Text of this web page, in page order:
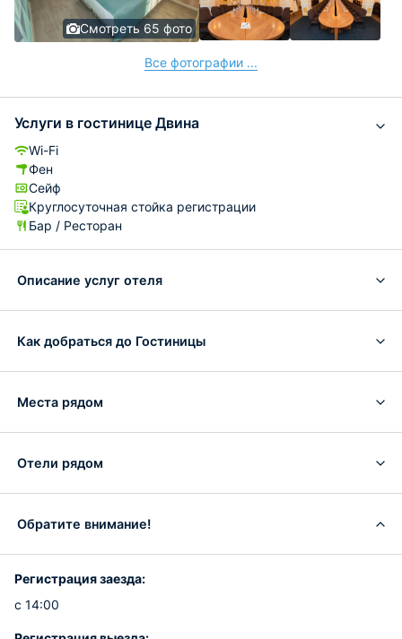
Смотреть 65 фото
Все фотографии ...
Услуги в гостинице Двина
Wi-Fi
Фен
Сейф
Круглосуточная стойка регистрации
Бар / Ресторан
Описание услуг отеля
Как добраться до Гостиницы
Места рядом
Отели рядом
Обратите внимание!
Регистрация заезда:
с 14:00